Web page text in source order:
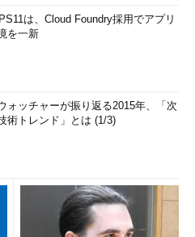
は、Cloud Foundry採用でアプリ
を一新
ォッチャーが振り返る2015年、「次
術トレンド」とは (1/3)